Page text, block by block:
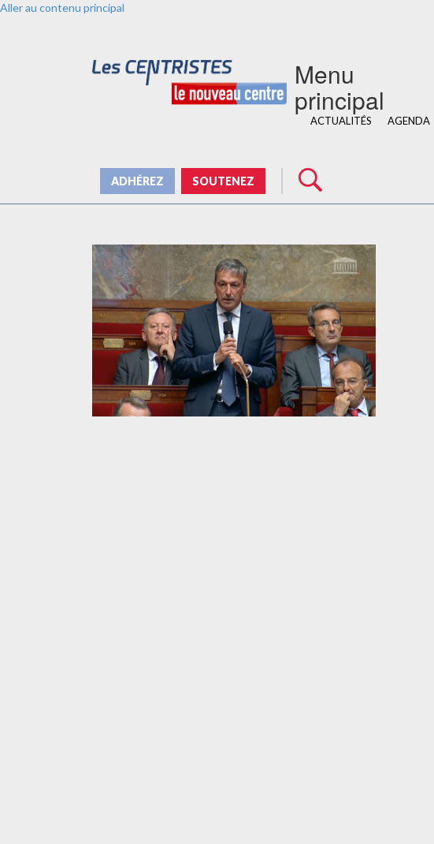
Aller au contenu principal
Menu
principal
ACTUALITÉS AGENDA
ADHÉREZ SOUTENEZ